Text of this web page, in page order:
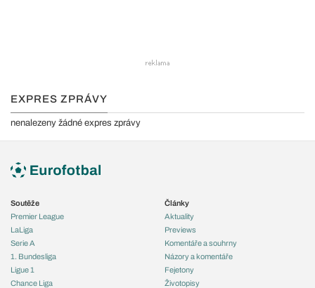
EXPRES ZPRÁVY
nenalezeny žádné expres zprávy
Soutěže
Premier League
LaLiga
Serie A
1. Bundesliga
Ligue 1
Chance Liga
Články
Aktuality
Previews
Komentáře a souhrny
Názory a komentáře
Fejetony
Životopisy